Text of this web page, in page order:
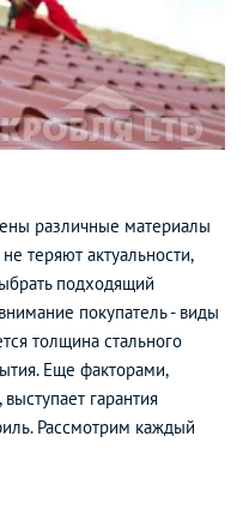
различные материалы
теряют актуальности,
подходящий
покупатель - виды
толщина стального
Еще факторами,
гарантия
Рассмотрим каждый